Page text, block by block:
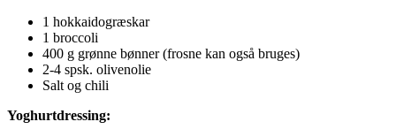
1 hokkaidogræskar
1 broccoli
400 g grønne bønner (frosne kan også bruges)
2-4 spsk. olivenolie
Salt og chili
Yoghurtdressing: